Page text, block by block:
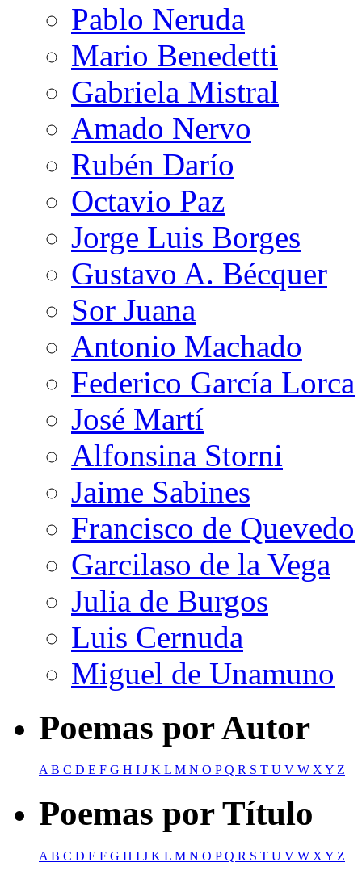
Pablo Neruda
Mario Benedetti
Gabriela Mistral
Amado Nervo
Rubén Darío
Octavio Paz
Jorge Luis Borges
Gustavo A. Bécquer
Sor Juana
Antonio Machado
Federico García Lorca
José Martí
Alfonsina Storni
Jaime Sabines
Francisco de Quevedo
Garcilaso de la Vega
Julia de Burgos
Luis Cernuda
Miguel de Unamuno
Poemas por Autor
AB C D E F G H I J K L M N O PQ R S T U V W XY Z
Poemas por Título
A B C D E F G H I J K L M N O PQ R S T U V W X Y Z